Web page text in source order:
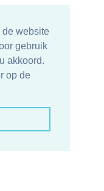
de website
gebruik
akkoord.
op de